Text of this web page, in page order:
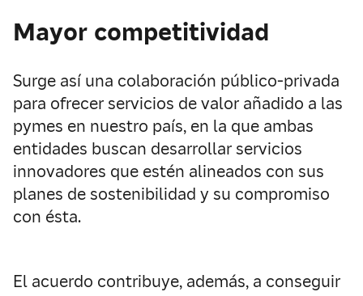
Mayor competitividad
Surge así una colaboración público-privada
para ofrecer servicios de valor añadido a las
pymes en nuestro país, en la que ambas
entidades buscan desarrollar servicios
innovadores que estén alineados con sus
planes de sostenibilidad y su compromiso
con ésta.
El acuerdo contribuye, además, a conseguir